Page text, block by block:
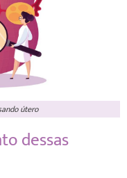
útero
dessas